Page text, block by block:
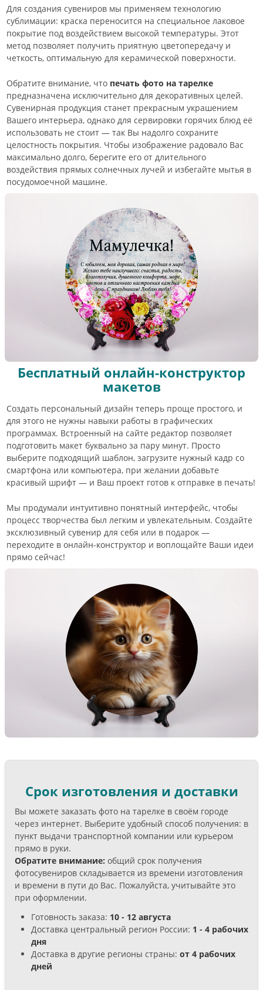
Для создания сувениров мы применяем технологию
сублимации: краска переносится на специальное лаковое
покрытие под воздействием высокой температуры. Этот
метод позволяет получить приятную цветопередачу и
четкость, оптимальную для керамической поверхности.
Обратите внимание, что печать фото на тарелке
предназначена исключительно для декоративных целей.
Сувенирная продукция станет прекрасным украшением
Вашего интерьера, однако для сервировки горячих блюд её
использовать не стоит — так Вы надолго сохраните
целостность покрытия. Чтобы изображение радовало Вас
максимально долго, берегите его от длительного
воздействия прямых солнечных лучей и избегайте мытья в
посудомоечной машине.
Бесплатный онлайн-конструктор
макетов
Создать персональный дизайн теперь проще простого, и
для этого не нужны навыки работы в графических
программах. Встроенный на сайте редактор позволяет
подготовить макет буквально за пару минут. Просто
выберите подходящий шаблон, загрузите нужный кадр со
смартфона или компьютера, при желании добавьте
красивый шрифт — и Ваш проект готов к отправке в печать!
Мы продумали интуитивно понятный интерфейс, чтобы
процесс творчества был легким и увлекательным. Создайте
эксклюзивный сувенир для себя или в подарок —
переходите в онлайн-конструктор и воплощайте Ваши идеи
прямо сейчас!
Срок изготовления и доставки
Вы можете заказать фото на тарелке в своём городе
через интернет. Выберите удобный способ получения: в
пункт выдачи транспортной компании или курьером
прямо в руки.
Обратите внимание: общий срок получения
фотосувениров складывается из времени изготовления
и времени в пути до Вас. Пожалуйста, учитывайте это
при оформлении.
Готовность заказа: 10 - 12 августа
Доставка центральный регион России: 1 - 4 рабочих
дня
Доставка в другие регионы страны: от 4 рабочих
дней